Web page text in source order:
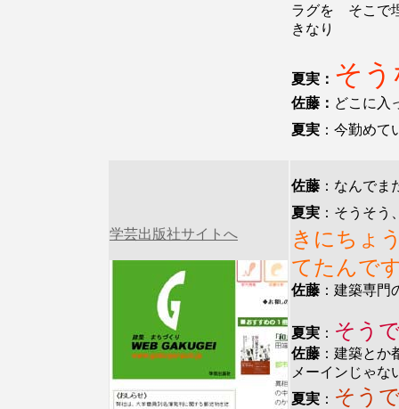
ラグを そこで
きなり
夏実： そ
佐藤： どこに
夏実 ：今勤めて
学芸出版社サイトへ
佐藤 ：なんで
夏実 ：そうそう
きにちょ
てたんで
佐藤 ：建築専門
夏実 ： そう
佐藤 ：建築と
メーインじゃな
夏実 ： そう